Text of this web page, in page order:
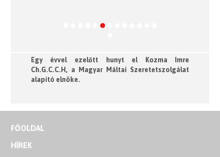
Egy évvel ezelőtt hunyt el Kozma Imre
Ch.G.C.C.H, a Magyar Máltai Szeretetszolgálat
alapító elnöke.
FŐOLDAL
HÍREK